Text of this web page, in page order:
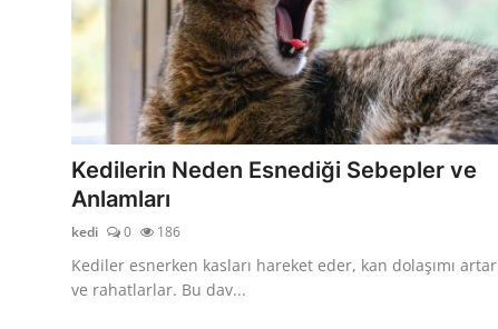
KEDİPEDİA
KEDİ DÜNYASI
KEDİ MAMASI
VETERİNERLER
Kedilerin Neden Esnediği Sebepler ve
Anlamları
kedi 0 186
Kediler esnerken kasları hareket eder, kan dolaşımı artar
ve rahatlarlar. Bu dav...